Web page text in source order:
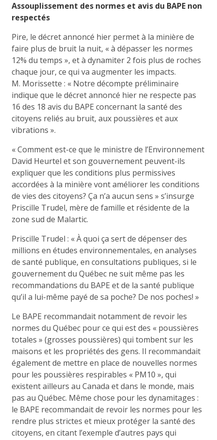
Assouplissement des normes et avis du BAPE non
respectés
Pire, le décret annoncé hier permet à la minière de
faire plus de bruit la nuit, « à dépasser les normes
12% du temps », et à dynamiter 2 fois plus de roches
chaque jour, ce qui va augmenter les impacts.
M. Morissette : « Notre décompte préliminaire
indique que le décret annoncé hier ne respecte pas
16 des 18 avis du BAPE concernant la santé des
citoyens reliés au bruit, aux poussières et aux
vibrations ».
« Comment est-ce que le ministre de l’Environnement
David Heurtel et son gouvernement peuvent-ils
expliquer que les conditions plus permissives
accordées à la minière vont améliorer les conditions
de vies des citoyens? Ça n’a aucun sens » s’insurge
Priscille Trudel, mère de famille et résidente de la
zone sud de Malartic.
Priscille Trudel : « À quoi ça sert de dépenser des
millions en études environnementales, en analyses
de santé publique, en consultations publiques, si le
gouvernement du Québec ne suit même pas les
recommandations du BAPE et de la santé publique
qu’il a lui-même payé de sa poche? De nos poches! »
Le BAPE recommandait notamment de revoir les
normes du Québec pour ce qui est des « poussières
totales » (grosses poussières) qui tombent sur les
maisons et les propriétés des gens. Il recommandait
également de mettre en place de nouvelles normes
pour les poussières respirables « PM10 », qui
existent ailleurs au Canada et dans le monde, mais
pas au Québec. Même chose pour les dynamitages :
le BAPE recommandait de revoir les normes pour les
rendre plus strictes et mieux protéger la santé des
citoyens, en citant l’exemple d’autres pays qui